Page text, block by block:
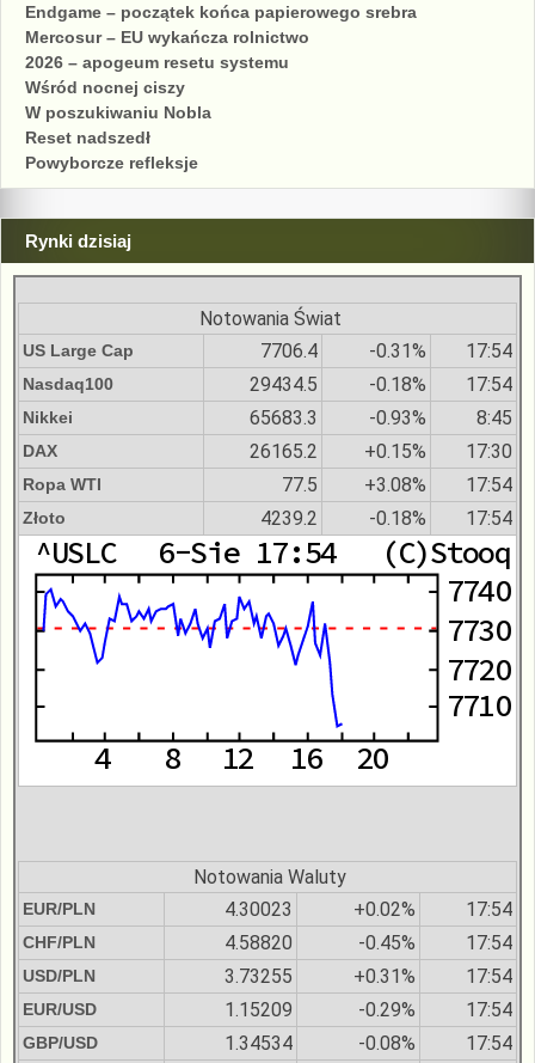
Endgame – początek końca papierowego srebra
Mercosur – EU wykańcza rolnictwo
2026 – apogeum resetu systemu
Wśród nocnej ciszy
W poszukiwaniu Nobla
Reset nadszedł
Powyborcze refleksje
Rynki dzisiaj
Notowania Świat
US Large Cap 7706.4 -0.31% 17:54
Nasdaq100 29434.5 -0.18% 17:54
Nikkei 65683.3 -0.93% 8:45
DAX 26165.2 +0.15% 17:30
Ropa WTI 77.5 +3.08% 17:54
Złoto 4239.2 -0.18% 17:54
Notowania Waluty
EUR/PLN 4.30023 +0.02% 17:54
CHF/PLN 4.58820 -0.45% 17:54
USD/PLN 3.73255 +0.31% 17:54
EUR/USD 1.15209 -0.29% 17:54
GBP/USD 1.34534 -0.08% 17:54